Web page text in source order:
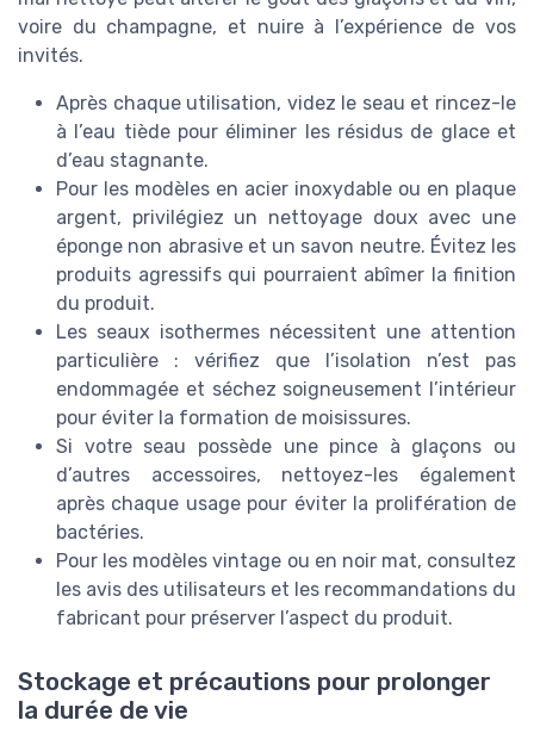
voire du champagne, et nuire à l’expérience de vos
invités.
Après chaque utilisation, videz le seau et rincez-le
à l’eau tiède pour éliminer les résidus de glace et
d’eau stagnante.
Pour les modèles en acier inoxydable ou en plaque
argent, privilégiez un nettoyage doux avec une
éponge non abrasive et un savon neutre. Évitez les
produits agressifs qui pourraient abîmer la finition
du produit.
Les seaux isothermes nécessitent une attention
particulière : vérifiez que l’isolation n’est pas
endommagée et séchez soigneusement l’intérieur
pour éviter la formation de moisissures.
Si votre seau possède une pince à glaçons ou
d’autres accessoires, nettoyez-les également
après chaque usage pour éviter la prolifération de
bactéries.
Pour les modèles vintage ou en noir mat, consultez
les avis des utilisateurs et les recommandations du
fabricant pour préserver l’aspect du produit.
Stockage et précautions pour prolonger
la durée de vie